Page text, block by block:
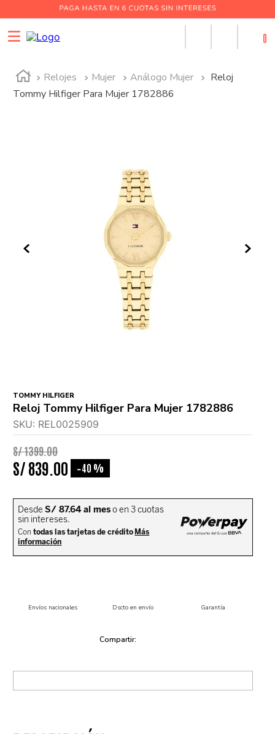
0
Relojes Mujer Análogo Mujer
Reloj
Tommy Hilfiger Para Mujer 1782886
TOMMY HILFIGER
Reloj Tommy Hilfiger Para Mujer 1782886
SKU: REL0025909
S/1399.00
S/839 00 -40 %
Envíos nacionales Dscto en envío Garantía